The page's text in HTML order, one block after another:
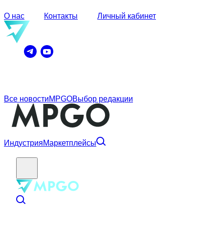
О нас Контакты Личный кабинет
Все новостиMPGOВыбор редакции
ИндустрияМаркетплейсы